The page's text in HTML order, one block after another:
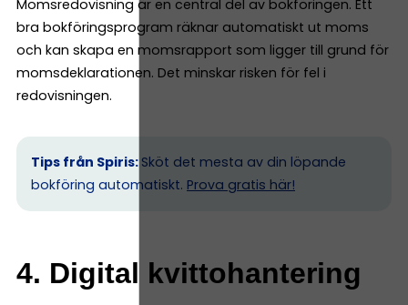
Momsredovisning är en central del av bokföringen. Ett
bra bokföringsprogram räknar automatiskt ut moms
och kan skapa en momsrapport som ligger till grund för
momsdeklarationen. Det minskar risken för fel i
redovisningen.
Tips från Spiris: Sköt det mesta av din löpande
bokföring automatiskt. Prova gratis här!
4. Digital kvittohantering